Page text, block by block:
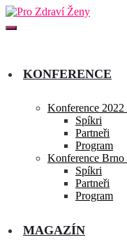
KONFERENCE
Konference 2022
Spíkri
Partneři
Program
Konference Brno
Spíkri
Partneři
Program
MAGAZÍN